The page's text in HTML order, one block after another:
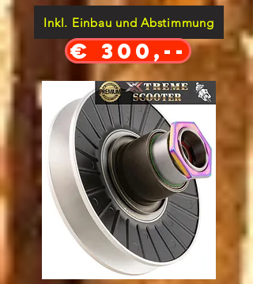
Inkl. Einbau und Abstimmung
€ 300,--